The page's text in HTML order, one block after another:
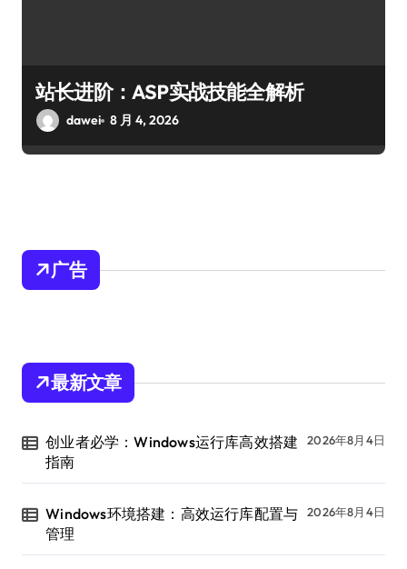
站长进阶：ASP实战技能全解析
dawei 8 月 4, 2026
广告
最新文章
创业者必学：Windows运行库高效搭建
指南
2026年8月4日
Windows环境搭建：高效运行库配置与
管理
2026年8月4日